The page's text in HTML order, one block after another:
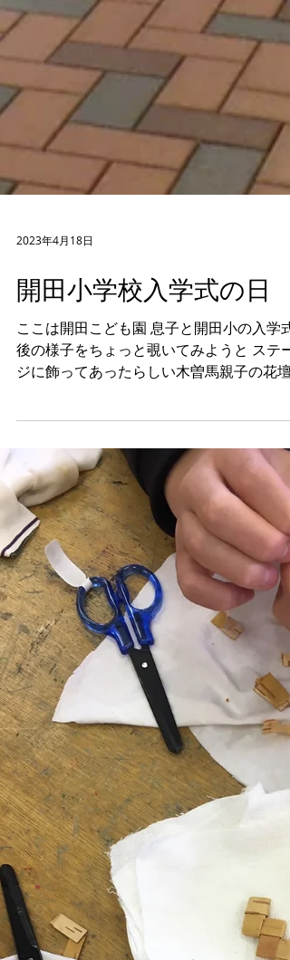
2023年4月18日
後の様子をちょっと覗いてみようと ステー
ジに飾ってあったらしい木曽馬親子の花壇
かわいい！そして藁を背負ってるー ここは
校庭の横の通路・・・・ ？？・・・・
？・・・これは？ ！！！！ 馬の落とし物で
す！...